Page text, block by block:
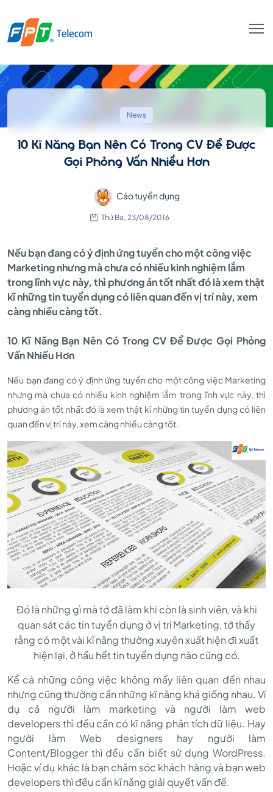
10
Kĩ
Năng
Nên
Có
Trong
CV
Để
Được
Gọi
Phỏng
Vấn
Nhiều
Hơn
News
10 Kĩ Năng Bạn Nên Có Trong CV Để Được
Gọi Phỏng Vấn Nhiều Hơn
Cáo tuyển dụng
Thứ Ba, 23/08/2016
Nếu bạn đang có ý định ứng tuyển cho một công việc
Marketing nhưng mà chưa có nhiều kinh nghiệm lắm
trong lĩnh vực này, thì phương án tốt nhất đó là xem thật
kĩ những tin tuyển dụng có liên quan đến vị trí này, xem
càng nhiều càng tốt.
10 Kĩ Năng Bạn Nên Có Trong CV Để Được Gọi Phỏng
Vấn Nhiều Hơn
Nếu bạn đang có ý định ứng tuyển cho một công việc Marketing
nhưng mà chưa có nhiều kinh nghiệm lắm trong lĩnh vực này, thì
phương án tốt nhất đó là xem thật kĩ những tin tuyển dụng có liên
quan đến vị trí này, xem càng nhiều càng tốt.
Đó là những gì mà tớ đã làm khi còn là sinh viên, và khi
quan sát các tin tuyển dụng ở vị trí Marketing, tớ thấy
rằng có một vài kĩ năng thường xuyên xuất hiện đi xuất
hiện lại, ở hầu hết tin tuyển dụng nào cũng có.
Kể cả những công việc không mấy liên quan đến nhau
nhưng cũng thường cần những kĩ năng khá giống nhau. Ví
dụ cả người làm marketing và người làm web
developers thì đều cần có kĩ năng phân tích dữ liệu. Hay
người làm Web designers hay người làm
Content/Blogger thì đều cần biết sử dụng WordPress.
Hoặc ví dụ khác là bạn chăm sóc khách hàng và bạn web
developers thì đều cần kĩ năng giải quyết vấn đề.